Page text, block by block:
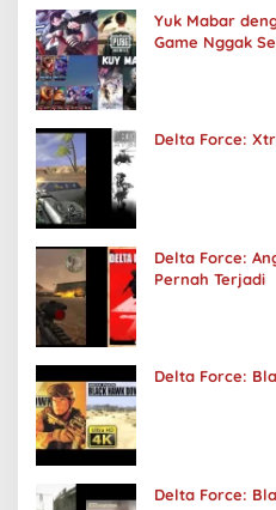
Yuk Mabar
Game Nggak
Delta Force:
Delta Force:
Pernah Terjadi
Delta Force:
Delta Force: